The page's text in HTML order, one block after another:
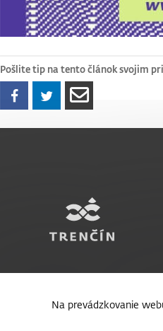
Pošlite tip na tento článok svojim
Na prevádzkovanie